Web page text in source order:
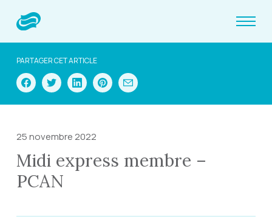
PARTAGER CET ARTICLE
25 novembre 2022
Midi express membre –
PCAN